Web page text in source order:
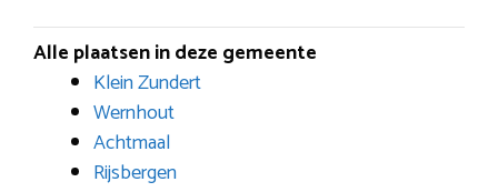
Alle plaatsen in deze gemeente
Klein Zundert
Wernhout
Achtmaal
Rijsbergen